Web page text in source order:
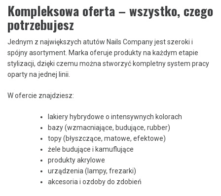
Kompleksowa oferta – wszystko, czego
potrzebujesz
Jednym z największych atutów Nails Company jest szeroki i
spójny asortyment. Marka oferuje produkty na każdym etapie
stylizacji, dzięki czemu można stworzyć kompletny system pracy
oparty na jednej linii.
W ofercie znajdziesz:
lakiery hybrydowe o intensywnych kolorach
bazy (wzmacniające, budujące, rubber)
topy (błyszczące, matowe, efektowe)
żele budujące i kamuflujące
produkty akrylowe
urządzenia (lampy, frezarki)
akcesoria i ozdoby do zdobień